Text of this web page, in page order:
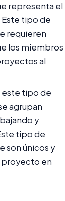
representa el
tipo de
requieren
los miembros
al
este tipo de
agrupan
y
tipo de
son únicos y
proyecto en